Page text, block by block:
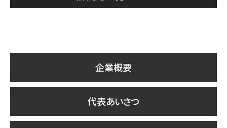
企業概要
代表あいさつ